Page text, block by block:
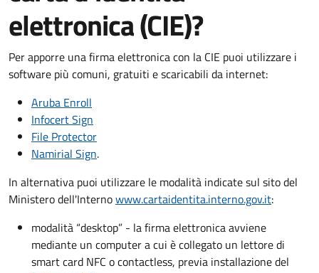
elettronica (CIE)?
Per apporre una firma elettronica con la CIE puoi utilizzare i
software più comuni, gratuiti e scaricabili da internet:
Aruba Enroll
Infocert Sign
File Protector
Namirial Sign.
In alternativa puoi utilizzare le modalità indicate sul sito del
Ministero dell'Internowww.cartaidentita.interno.gov.it:
modalità “desktop” - la firma elettronica avviene
mediante un computer a cui è collegato un lettore di
smart card NFC o contactless, previa installazione del